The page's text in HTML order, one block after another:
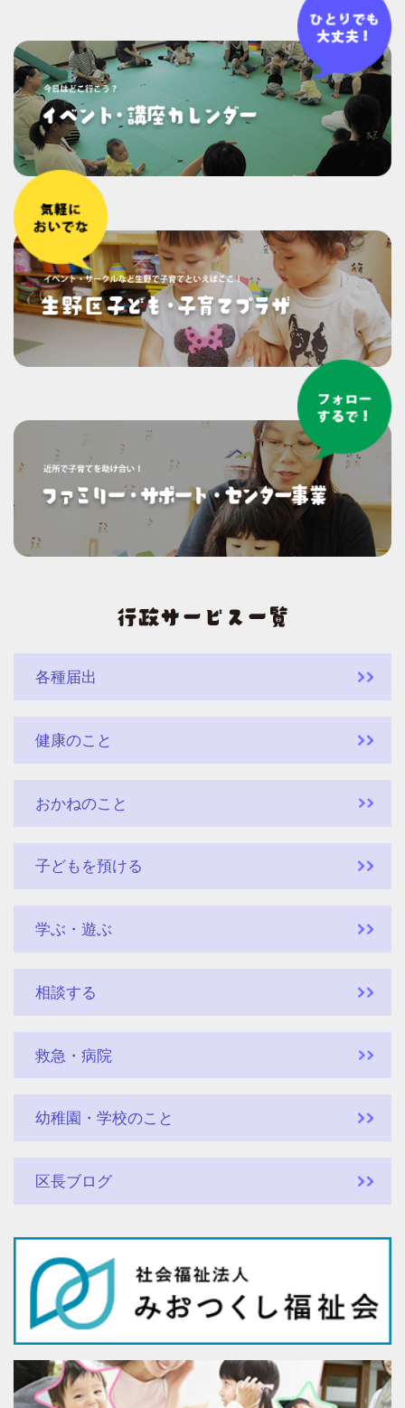
各種届出
健康のこと
おかねのこと
子どもを預ける
学ぶ・遊ぶ
相談する
救急・病院
幼稚園・学校のこと
区長ブログ